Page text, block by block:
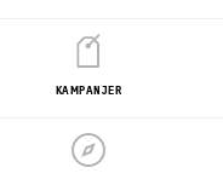
KAMPANJER